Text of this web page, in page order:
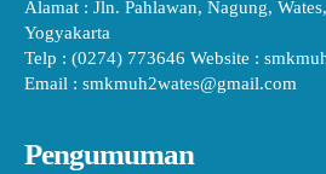
Alamat : Jln. Pahlawan, Nagung,
Yogyakarta
Telp : (0274) 773646 Website :
Email : smkmuh2wates@gmail.com
Pengumuman